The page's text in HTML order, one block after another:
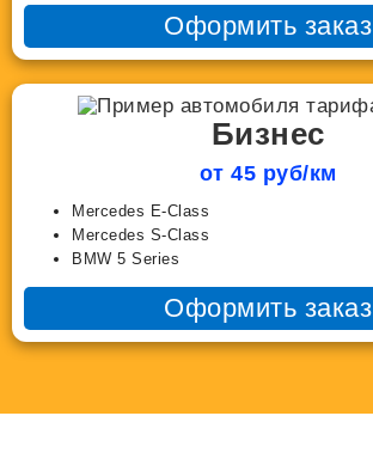
Оформить заказ
Бизнес
от 45 руб/км
Mercedes E-Class
Mercedes S-Class
BMW 5 Series
Оформить заказ